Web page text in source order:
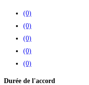
(0)
(0)
(0)
(0)
(0)
Durée de l'accord